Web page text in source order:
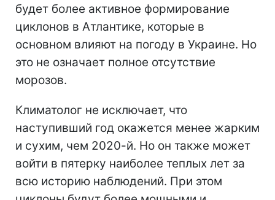
будет более активное формирование
циклонов в Атлантике, которые в
основном влияют на погоду в Украине. Но
это не означает полное отсутствие
морозов.
Климатолог не исключает, что
наступивший год окажется менее жарким
и сухим, чем 2020-й. Но он также может
войти в пятерку наиболее теплых лет за
всю историю наблюдений. При этом